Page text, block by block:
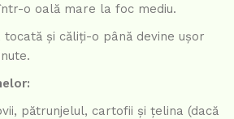
o oală mare la foc mediu.
tocată și căliți-o până devine ușor
pătrunjelul, cartofii și țelina (dacă